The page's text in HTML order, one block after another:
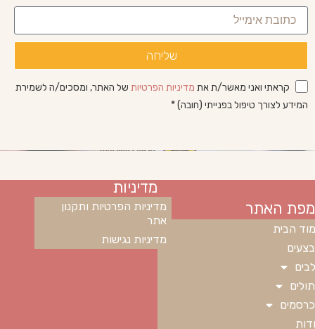
שליחה
קראתי ואני מאשר/ת את מדיניות הפרטיות של האתר, ומסכים/ה לשמירת
המידע לצורך טיפול בפנייתי (חובה) *
מפת האתר
הבית
מדיניות
מדיניות הפרטיות ותקנון
אתר
מדיניות נגישות